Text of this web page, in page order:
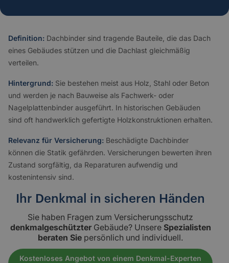
Definition: Dachbinder sind tragende Bauteile, die das Dach
eines Gebäudes stützen und die Dachlast gleichmäßig
verteilen.
Hintergrund: Sie bestehen meist aus Holz, Stahl oder Beton
und werden je nach Bauweise als Fachwerk- oder
Nagelplattenbinder ausgeführt. In historischen Gebäuden
sind oft handwerklich gefertigte Holzkonstruktionen erhalten.
Relevanz für Versicherung: Beschädigte Dachbinder
können die Statik gefährden. Versicherungen bewerten ihren
Zustand sorgfältig, da Reparaturen aufwendig und
kostenintensiv sind.
Ihr Denkmal in sicheren Händen
Sie haben Fragen zum Versicherungsschutz
denkmalgeschützterGebäude? Unsere Spezialisten
beraten Sie persönlich und individuell.
Kostenloses Angebot von einem Denkmal-Experten